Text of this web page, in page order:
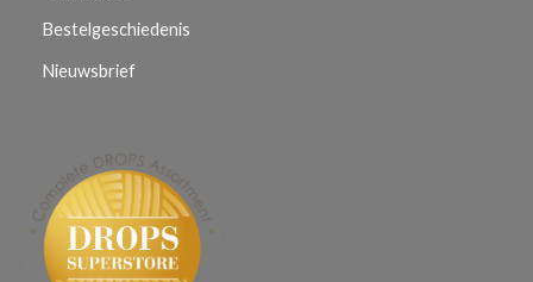
Bestelgeschiedenis
Nieuwsbrief